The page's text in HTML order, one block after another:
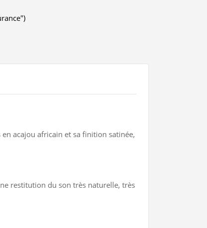
acajou africain et sa finition satinée,
restitution du son très naturelle, très